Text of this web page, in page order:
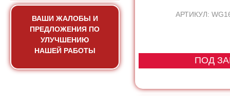
ВАШИ ЖАЛОБЫ И
ПРЕДЛОЖЕНИЯ ПО
УЛУЧШЕНИЮ
НАШЕЙ РАБОТЫ
АРТИКУЛ:
ПОД